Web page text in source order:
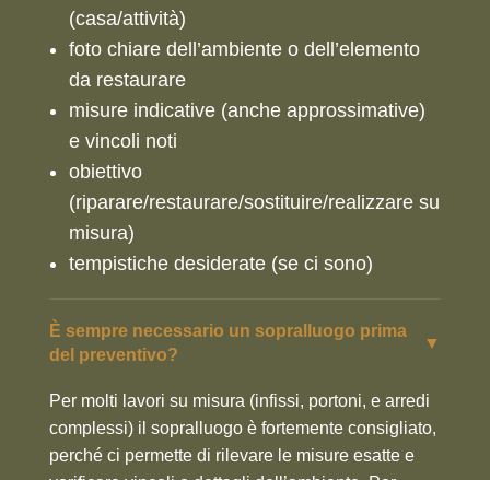
(casa/attività)
foto chiare dell’ambiente o dell’elemento
da restaurare
misure indicative (anche approssimative)
e vincoli noti
obiettivo
(riparare/restaurare/sostituire/realizzare su
misura)
tempistiche desiderate (se ci sono)
È sempre necessario un sopralluogo prima
del preventivo?
▼
Per molti lavori su misura (infissi, portoni, e arredi
complessi) il sopralluogo è fortemente consigliato,
perché ci permette di rilevare le misure esatte e